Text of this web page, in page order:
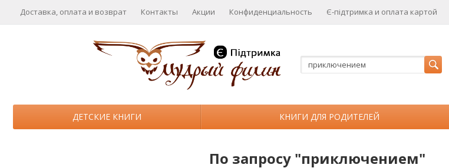
Доставка, оплата и возврат Контакты Акции Конфиденциальность Є-підтримка и оплата картой
ДЕТСКИЕ КНИГИ КНИГИ ДЛЯ РОДИТЕЛЕЙ
По запросу "приключением"